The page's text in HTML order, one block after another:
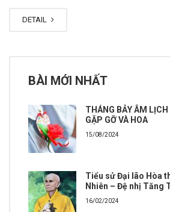
DETAIL
BÀI MỚI NHẤT
THÁNG BẢY ÂM
GẶP GỠ VÀ HOA
15/08/2024
Tiểu sử Đại lão Hòa
Nhiên – Đệ nhị Tăng
16/02/2024